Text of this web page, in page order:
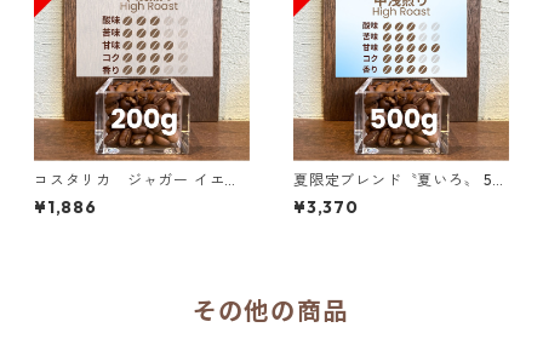
コスタリカ ジャガー イエロ
ーハニー SHB 200g（100g単
価の10％OFF）
¥1,886
夏限定ブレンド〝夏いろ〟 50
0g（100g単価の20％OFF）
¥3,370
その他の商品